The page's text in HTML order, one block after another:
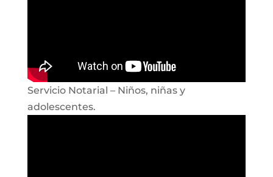
Servicio Notarial – Niños, niñas y
adolescentes.